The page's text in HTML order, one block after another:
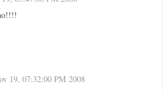
19, 07:32:00 PM 2008